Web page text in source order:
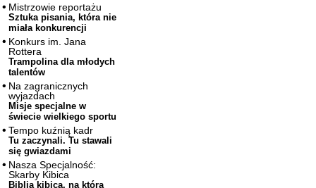
Mistrzowie reportażu
Sztuka pisania, która nie
miała konkurencji
Konkurs im. Jana
Rottera
Trampolina dla młodych
talentów
Na zagranicznych
wyjazdach
Misje specjalne w
świecie wielkiego sportu
Tempo kuźnią kadr
Tu zaczynali. Tu stawali
się gwiazdami
Nasza Specjalność:
Skarby Kibica
Biblia kibica, na którą